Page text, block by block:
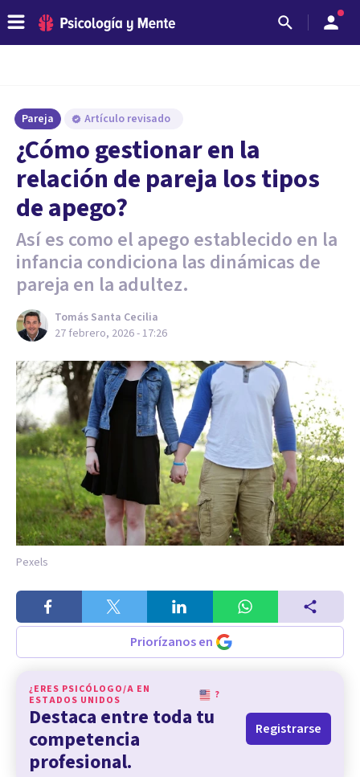
Pareja Artículo revisado
¿Cómo gestionar en la
relación de pareja los tipos
de apego?
Así es como el apego establecido en la
infancia condiciona las dinámicas de
pareja en la adultez.
Tomás Santa Cecilia
27 febrero, 2026 - 17:26
Pexels
Priorízanos en
¿ERES PSICÓLOGO/A EN
ESTADOS UNIDOS
?
Destaca entre toda tu
competencia
profesional.
Registrarse